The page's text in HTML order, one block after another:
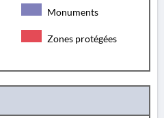
Monuments
Zones protégées